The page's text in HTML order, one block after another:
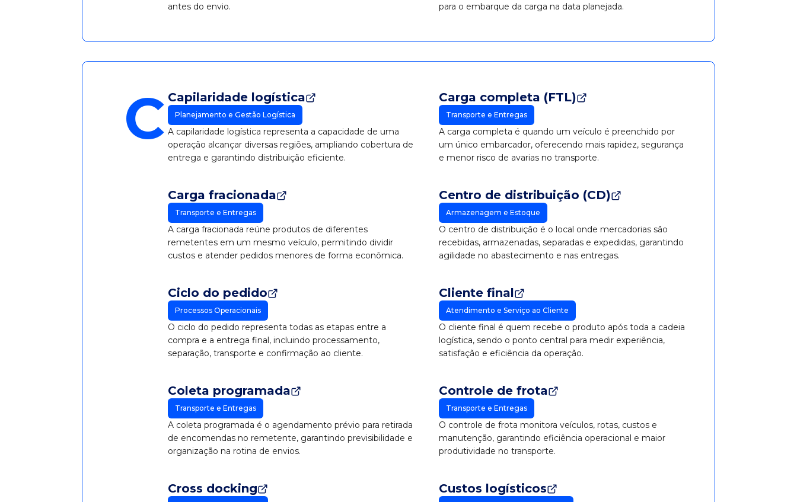
antes do envio.
para o embarque da carga na data planejada.
C Capilaridade logística
Planejamento e Gestão Logística
A capilaridade logística representa a capacidade de uma
operação alcançar diversas regiões, ampliando cobertura de
entrega e garantindo distribuição eficiente.
Carga completa (FTL)
Transporte e Entregas
A carga completa é quando um veículo é preenchido por
um único embarcador, oferecendo mais rapidez, segurança
e menor risco de avarias no transporte.
Carga fracionada
Transporte e Entregas
A carga fracionada reúne produtos de diferentes
remetentes em um mesmo veículo, permitindo dividir
custos e atender pedidos menores de forma econômica.
Centro de distribuição (CD)
Armazenagem e Estoque
O centro de distribuição é o local onde mercadorias são
recebidas, armazenadas, separadas e expedidas, garantindo
agilidade no abastecimento e nas entregas.
Ciclo do pedido
Processos Operacionais
O ciclo do pedido representa todas as etapas entre a
compra e a entrega final, incluindo processamento,
separação, transporte e confirmação ao cliente.
Cliente final
Atendimento e Serviço ao Cliente
O cliente final é quem recebe o produto após toda a cadeia
logística, sendo o ponto central para medir experiência,
satisfação e eficiência da operação.
Coleta programada
Transporte e Entregas
A coleta programada é o agendamento prévio para retirada
de encomendas no remetente, garantindo previsibilidade e
organização na rotina de envios.
Controle de frota
Transporte e Entregas
O controle de frota monitora veículos, rotas, custos e
manutenção, garantindo eficiência operacional e maior
produtividade no transporte.
Cross docking Custos logísticos